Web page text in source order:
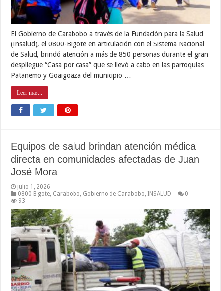
El Gobierno de Carabobo a través de la Fundación para la Salud
(Insalud), el 0800-Bigote en articulación con el Sistema Nacional
de Salud, brindó atención a más de 850 personas durante el gran
despliegue “Casa por casa” que se llevó a cabo en las parroquias
Patanemo y Goaigoaza del municipio …
Leer mas...
Equipos de salud brindan atención médica
directa en comunidades afectadas de Juan
José Mora
julio 1, 2026
0800 Bigote, Carabobo, Gobierno de Carabobo, INSALUD
0
93